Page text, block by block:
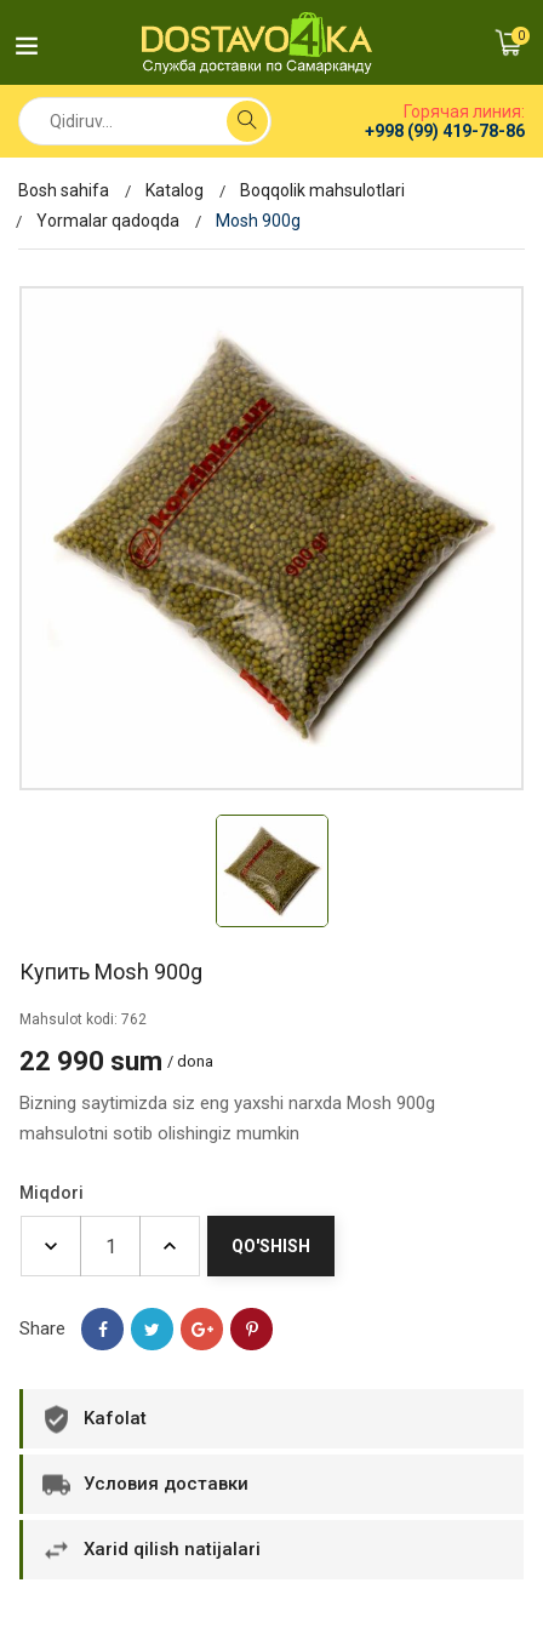
0
Горячая линия:
+998 (99) 419-78-86
Bosh sahifa Katalog
Boqqolik mahsulotlari
Yormalar qadoqda
Mosh 900g
Купить Mosh 900g
Mahsulot kodi: 762
22 990 sum / dona
Bizning saytimizda siz eng yaxshi narxda Mosh 900g
mahsulotni sotib olishingiz mumkin
Miqdori
QO'SHISH
Share
Kafolat
Условия доставки
Xarid qilish natijalari